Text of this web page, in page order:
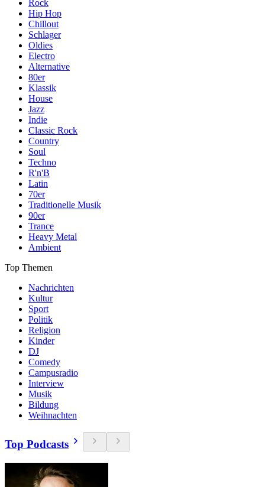
Rock
Hip Hop
Chillout
Schlager
Oldies
Electro
Alternative
80er
Klassik
House
Jazz
Indie
Classic Rock
Country
Soul
Techno
R'n'B
Latin
70er
Traditionelle Musik
90er
Trance
Heavy Metal
Ambient
Top Themen
Nachrichten
Kultur
Sport
Politik
Religion
Kinder
DJ
Comedy
Campusradio
Interview
Musik
Bildung
Weihnachten
Top Podcasts